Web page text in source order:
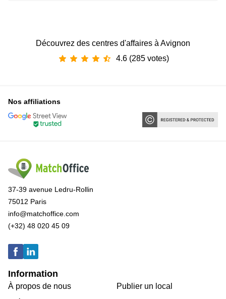
Découvrez des centres d'affaires à Avignon
4.6 (285 votes)
Nos affiliations
37-39 avenue Ledru-Rollin
75012 Paris
info@matchoffice.com
(+32) 48 020 45 09
Information
À propos de nous
Publier un local